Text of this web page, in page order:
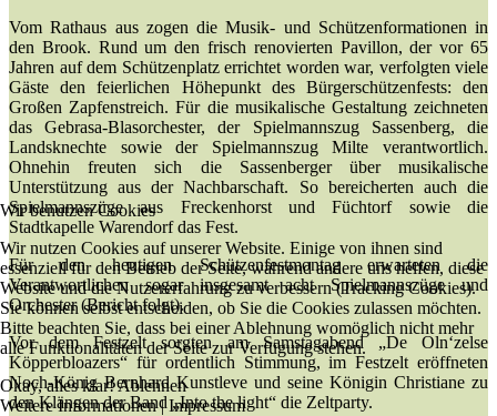
Vom Rathaus aus zogen die Musik- und Schützenformationen in
den Brook. Rund um den frisch renovierten Pavillon, der vor 65
Jahren auf dem Schützenplatz errichtet worden war, verfolgten viele
Gäste den feierlichen Höhepunkt des Bürgerschützenfests: den
Großen Zapfenstreich. Für die musikalische Gestaltung zeichneten
das Gebrasa-Blasorchester, der Spielmannszug Sassenberg, die
Landsknechte sowie der Spielmannszug Milte verantwortlich.
Ohnehin freuten sich die Sassenberger über musikalische
Unterstützung aus der Nachbarschaft. So bereicherten auch die
Spielmannszüge aus Freckenhorst und Füchtorf sowie die
Stadtkapelle Warendorf das Fest.
Für den heutigen Schützenfestmontag erwarteten die
Verantwortlichen sogar insgesamt acht Spielmannszüge und
Orchester (Bericht folgt).
Vor dem Festzelt sorgten am Samstagabend „De Oln‘zelse
Köpperbloazers“ für ordentlich Stimmung, im Festzelt eröffneten
Noch-König Bernhard Kunstleve und seine Königin Christiane zu
den Klängen der Band „Into the light“ die Zeltparty.
Wir benutzen Cookies
Wir nutzen Cookies auf unserer Website. Einige von ihnen sind
essenziell für den Betrieb der Seite, während andere uns helfen, diese
Website und die Nutzererfahrung zu verbessern (Tracking Cookies).
Sie können selbst entscheiden, ob Sie die Cookies zulassen möchten.
Bitte beachten Sie, dass bei einer Ablehnung womöglich nicht mehr
alle Funktionalitäten der Seite zur Verfügung stehen.
Okay, alles klar!Ablehnen
Weitere Informationen|Impressum